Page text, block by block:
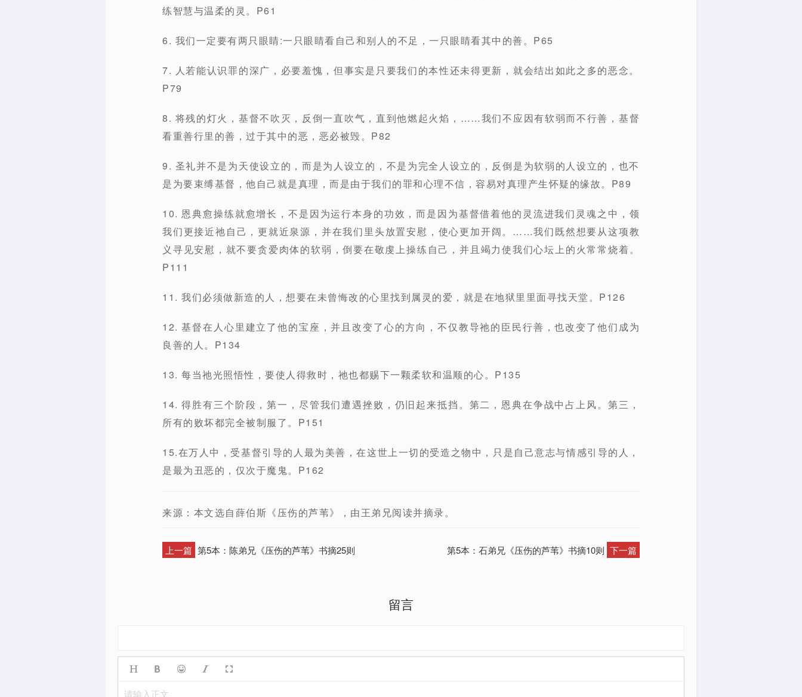
练智慧与温柔的灵。P61
6. 我们一定要有两只眼睛:一只眼睛看自己和别人的不足，一只眼睛看其中的善。P65
7. 人若能认识罪的深广，必要羞愧，但事实是只要我们的本性还未得更新，就会结出如此之多的恶念。
P79
8. 将残的灯火，基督不吹灭，反倒一直吹气，直到他燃起火焰，……我们不应因有软弱而不行善，基督
看重善行里的善，过于其中的恶，恶必被毁。P82
9. 圣礼并不是为天使设立的，而是为人设立的，不是为完全人设立的，反倒是为软弱的人设立的，也不
是为要束缚基督，他自己就是真理，而是由于我们的罪和心理不信，容易对真理产生怀疑的缘故。P89
10. 恩典愈操练就愈增长，不是因为运行本身的功效，而是因为基督借着他的灵流进我们灵魂之中，领
我们更接近祂自己，更就近泉源，并在我们里头放置安慰，使心更加开阔。……我们既然想要从这项教
义寻见安慰，就不要贪爱肉体的软弱，倒要在敬虔上操练自己，并且竭力使我们心坛上的火常常烧着。
P111
11. 我们必须做新造的人，想要在未曾悔改的心里找到属灵的爱，就是在地狱里里面寻找天堂。P126
12. 基督在人心里建立了他的宝座，并且改变了心的方向，不仅教导祂的臣民行善，也改变了他们成为
良善的人。P134
13. 每当祂光照悟性，要使人得救时，祂也都赐下一颗柔软和温顺的心。P135
14. 得胜有三个阶段，第一，尽管我们遭遇挫败，仍旧起来抵挡。第二，恩典在争战中占上风。第三，
所有的败坏都完全被制服了。P151
15.在万人中，受基督引导的人最为美善，在这世上一切的受造之物中，只是自己意志与情感引导的人，
是最为丑恶的，仅次于魔鬼。P162
来源：本文选自薛伯斯《压伤的芦苇》，由王弟兄阅读并摘录。
上一篇 第5本：陈弟兄《压伤的芦苇》书摘25则 第5本：石弟兄《压伤的芦苇》书摘10则 下一篇
留言
请输入正文